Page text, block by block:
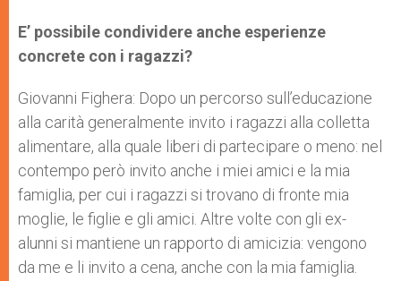
E’ possibile condividere anche esperienze
concrete con i ragazzi?
Giovanni Fighera: Dopo un percorso sull’educazione
alla carità generalmente invito i ragazzi alla colletta
alimentare, alla quale liberi di partecipare o meno: nel
contempo però invito anche i miei amici e la mia
famiglia, per cui i ragazzi si trovano di fronte mia
moglie, le figlie e gli amici. Altre volte con gli ex-
alunni si mantiene un rapporto di amicizia: vengono
da me e li invito a cena, anche con la mia famiglia.